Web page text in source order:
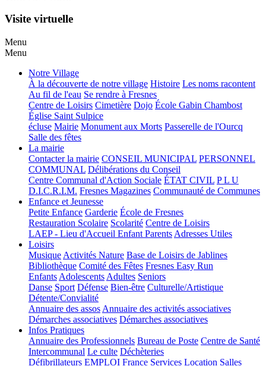
Visite virtuelle
Menu
Menu
Notre Village
À la découverte de notre village Histoire Les noms racontent
Au fil de l'eau Se rendre à Fresnes
Centre de Loisirs Cimetière Dojo École Gabin Chambost
Église Saint Sulpice
écluse Mairie Monument aux Morts Passerelle de l'Ourcq
Salle des fêtes
La mairie
Contacter la mairie CONSEIL MUNICIPAL PERSONNEL
COMMUNAL Délibérations du Conseil
Centre Communal d'Action Sociale ÉTAT CIVIL P L U
D.I.C.R.I.M. Fresnes Magazines Communauté de Communes
Enfance et Jeunesse
Petite Enfance Garderie École de Fresnes
Restauration Scolaire Scolarité Centre de Loisirs
LAEP - Lieu d'Accueil Enfant Parents Adresses Utiles
Loisirs
Musique Activités Nature Base de Loisirs de Jablines
Bibliothèque Comité des Fêtes Fresnes Easy Run
Enfants Adolescents Adultes Seniors
Danse Sport Défense Bien-être Culturelle/Artistique
Détente/Convialité
Annuaire des assos Annuaire des activités associatives
Démarches associatives Démarches associatives
Infos Pratiques
Annuaire des Professionnels Bureau de Poste Centre de Santé
Intercommunal Le culte Déchèteries
Défibrillateurs EMPLOI France Services Location Salles